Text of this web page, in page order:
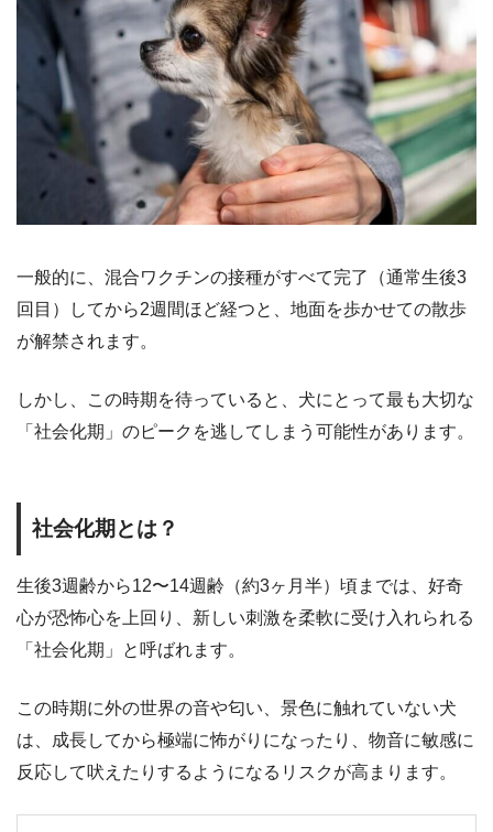
一般的に、混合ワクチンの接種がすべて完了（通常生後3
回目）してから2週間ほど経つと、地面を歩かせての散歩
が解禁されます。
しかし、この時期を待っていると、犬にとって最も大切な
「社会化期」のピークを逃してしまう可能性があります。
社会化期とは？
生後3週齢から12〜14週齢（約3ヶ月半）頃までは、好奇
心が恐怖心を上回り、新しい刺激を柔軟に受け入れられる
「社会化期」と呼ばれます。
この時期に外の世界の音や匂い、景色に触れていない犬
は、成長してから極端に怖がりになったり、物音に敏感に
反応して吠えたりするようになるリスクが高まります。